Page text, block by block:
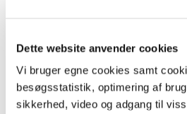
Dette website anvender cookies
Vi bruger egne cookies samt
besøgsstatistik, optimering af
sikkerhed, video og adgang til
hvorefter aftalen kan underskrives.
Kontrolcentralaftalen træder forventeligt i
løber til og med den 31. december 2023.